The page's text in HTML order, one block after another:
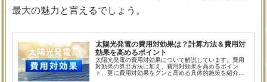
最大の魅力と言えるでしょう。
太陽光発電の費用対効果は？計算方法＆費用対
効果を高めるポイント
太陽光発電の費用対効果について解説しています。費用
対効果の算出方法に加え、費用対効果を高めるポイン
ト、更に費用対効果をグンと高める具体的施策を紹介し